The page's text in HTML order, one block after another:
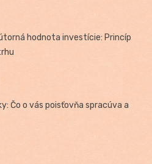
hodnota investície: Princíp
Čo o vás poisťovňa spracúva a